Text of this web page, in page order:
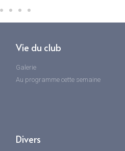
Vie du club
Galerie
Au programme cette semaine
Divers